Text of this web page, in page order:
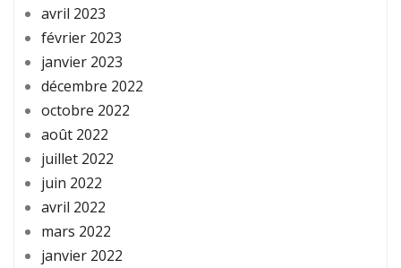
avril 2023
février 2023
janvier 2023
décembre 2022
octobre 2022
août 2022
juillet 2022
juin 2022
avril 2022
mars 2022
janvier 2022